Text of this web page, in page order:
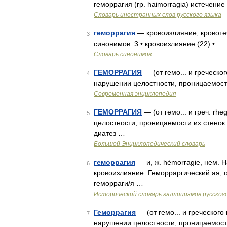
геморрагия (гр. haimorragia)
Словарь иностранных слов русского языка
3 геморрагия — кровоизлияние,
синонимов: 3 • кровоизлияние (22) • …
Словарь синонимов
4 ГЕМОРРАГИЯ — (от гемо... и
нарушении целостности,
Современная энциклопедия
5 ГЕМОРРАГИЯ — (от гемо... и греч.
целостности, проницаемости их
диатез …
Большой Энциклопедический словарь
6 геморрагия — и, ж. hémorragie, нем.
кровоизлияние. Геморраргический
геморраги/я …
Исторический словарь галлицизмов
7 Геморрагия — (от гемо... и
нарушении целостности,